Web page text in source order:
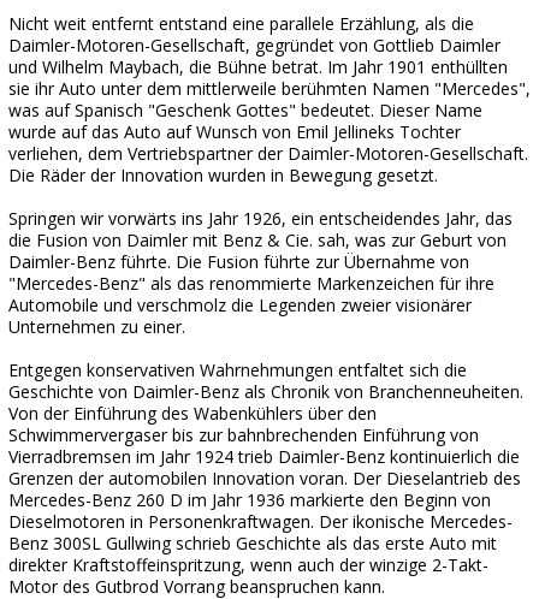
Nicht weit entfernt entstand eine parallele Erzählung, als die
Daimler-Motoren-Gesellschaft, gegründet von Gottlieb Daimler
und Wilhelm Maybach, die Bühne betrat. Im Jahr 1901 enthüllten
sie ihr Auto unter dem mittlerweile berühmten Namen "Mercedes",
was auf Spanisch "Geschenk Gottes" bedeutet. Dieser Name
wurde auf das Auto auf Wunsch von Emil Jellineks Tochter
verliehen, dem Vertriebspartner der Daimler-Motoren-Gesellschaft.
Die Räder der Innovation wurden in Bewegung gesetzt.
Springen wir vorwärts ins Jahr 1926, ein entscheidendes Jahr, das
die Fusion von Daimler mit Benz & Cie. sah, was zur Geburt von
Daimler-Benz führte. Die Fusion führte zur Übernahme von
"Mercedes-Benz" als das renommierte Markenzeichen für ihre
Automobile und verschmolz die Legenden zweier visionärer
Unternehmen zu einer.
Entgegen konservativen Wahrnehmungen entfaltet sich die
Geschichte von Daimler-Benz als Chronik von Branchenneuheiten.
Von der Einführung des Wabenkühlers über den
Schwimmervergaser bis zur bahnbrechenden Einführung von
Vierradbremsen im Jahr 1924 trieb Daimler-Benz kontinuierlich die
Grenzen der automobilen Innovation voran. Der Dieselantrieb des
Mercedes-Benz 260 D im Jahr 1936 markierte den Beginn von
Dieselmotoren in Personenkraftwagen. Der ikonische Mercedes-
Benz 300SL Gullwing schrieb Geschichte als das erste Auto mit
direkter Kraftstoffeinspritzung, wenn auch der winzige 2-Takt-
Motor des Gutbrod Vorrang beanspruchen kann.